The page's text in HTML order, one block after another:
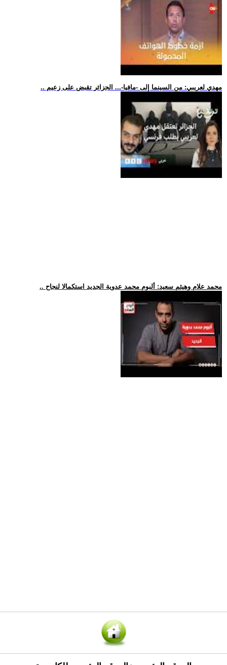
.. مهدي لعريبي: من السينما إلى -مافيا-... الجزائر تقبض على زعيم
.. محمد علام وهيثم سعيد: ألبوم محمد عدوية الجديد استكمالا لنجاح